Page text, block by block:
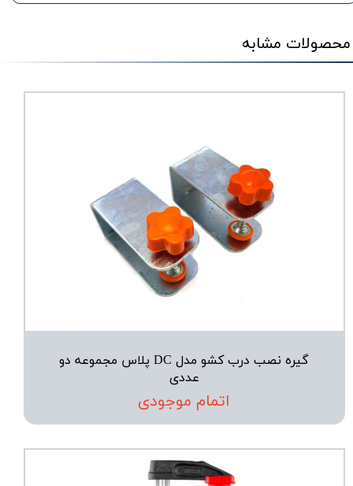
محصولات مشابه
گیره نصب درب کشو مدل DC پلاس مجموعه دو
عددی
اتمام موجودی